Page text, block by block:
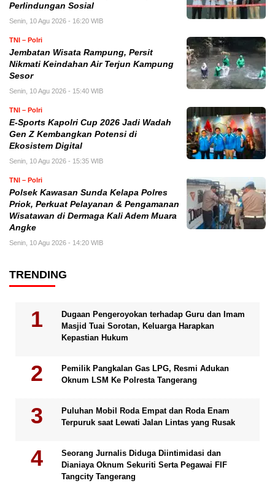
Perlindungan Sosial
Senin, 10 Agu 2026 - 16:20 WIB
TNI – Polri
Jembatan Wisata Rampung, Persit
Nikmati Keindahan Air Terjun Kampung
Sesor
Senin, 10 Agu 2026 - 15:40 WIB
TNI – Polri
E-Sports Kapolri Cup 2026 Jadi Wadah
Gen Z Kembangkan Potensi di
Ekosistem Digital
Senin, 10 Agu 2026 - 15:35 WIB
TNI – Polri
Polsek Kawasan Sunda Kelapa Polres
Priok, Perkuat Pelayanan & Pengamanan
Wisatawan di Dermaga Kali Adem Muara
Angke
Senin, 10 Agu 2026 - 14:20 WIB
TRENDING
Dugaan Pengeroyokan terhadap Guru dan Imam
Masjid Tuai Sorotan, Keluarga Harapkan
Kepastian Hukum
Pemilik Pangkalan Gas LPG, Resmi Adukan
Oknum LSM Ke Polresta Tangerang
Puluhan Mobil Roda Empat dan Roda Enam
Terpuruk saat Lewati Jalan Lintas yang Rusak
Seorang Jurnalis Diduga Diintimidasi dan
Dianiaya Oknum Sekuriti Serta Pegawai FIF
Tangcity Tangerang